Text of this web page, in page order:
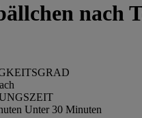
nach
Unter 30 Minuten